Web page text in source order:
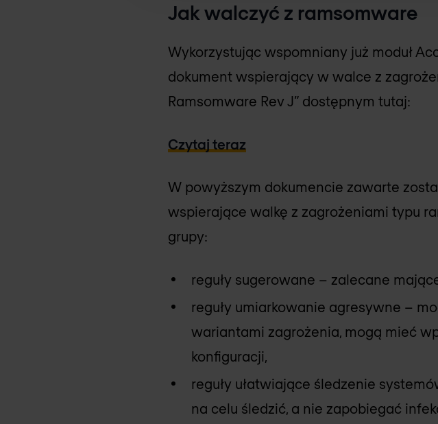
Jak walczyć z ramsomware
Wykorzystując wspomniany już moduł
dokument wspierający w walce z
Ramsomware Rev J” dostępnym tutaj:
Czytaj teraz
W powyższym dokumencie zawarte
wspierające walkę z zagrożeniami typu
grupy:
reguły sugerowane – zalecane
reguły umiarkowanie agresywne –
wariantami zagrożenia, mogą mieć
konfiguracji,
reguły ułatwiające śledzenie
na celu śledzić, a nie zapobiegać